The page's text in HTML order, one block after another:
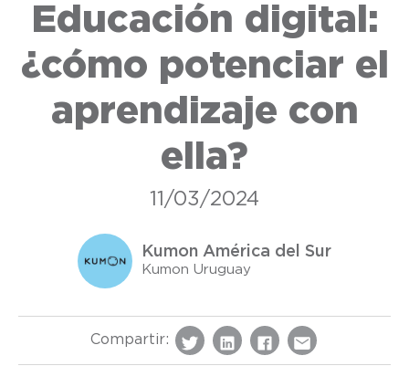
Educación digital:
¿cómo potenciar el
aprendizaje con
ella?
11/03/2024
Kumon América del Sur
Kumon Uruguay
Compartir: